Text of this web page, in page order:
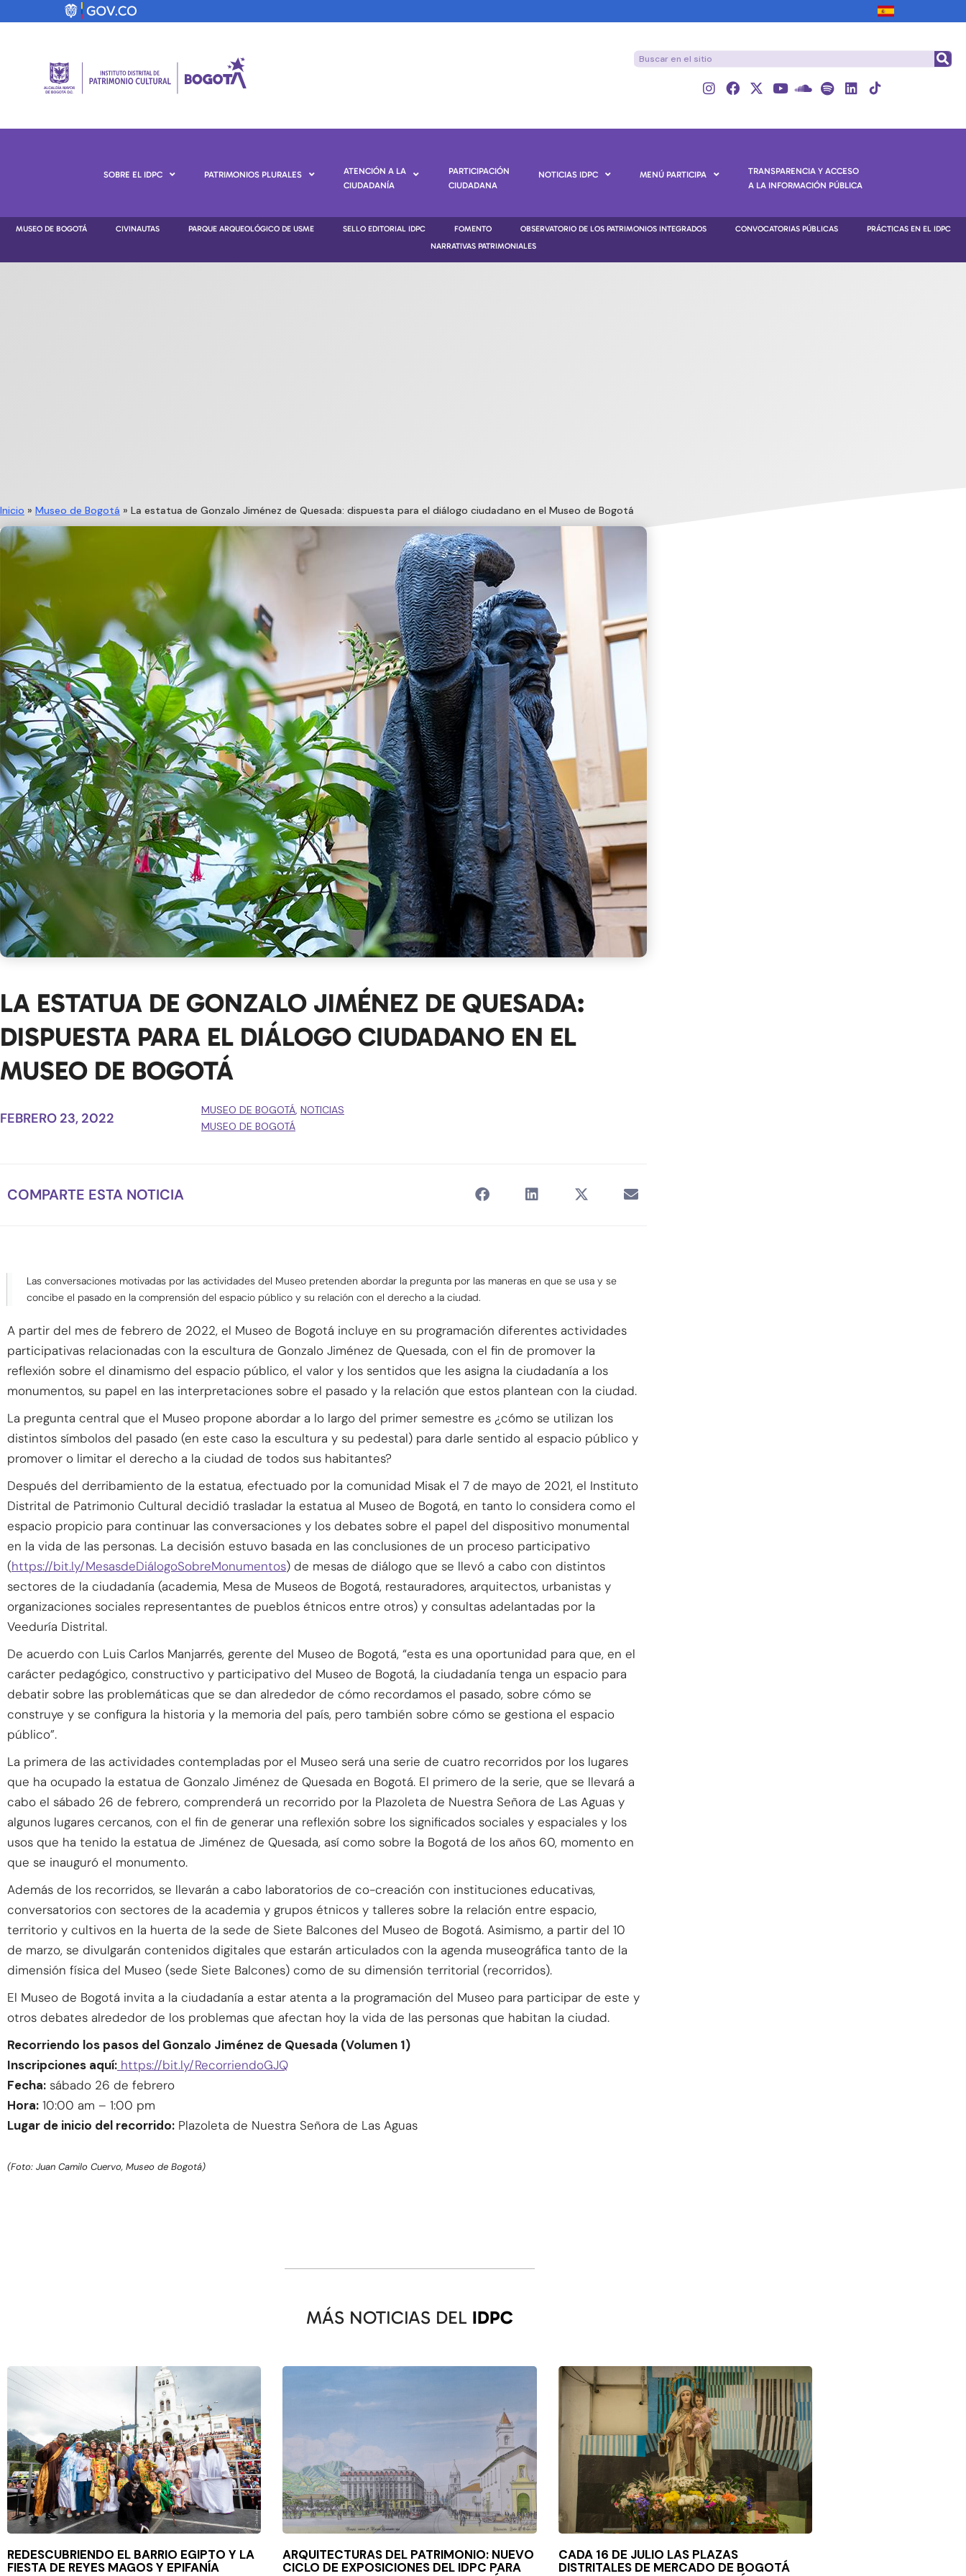
SOBRE EL IDPC PATRIMONIOS PLURALES
ATENCIÓN A LA
CIUDADANÍA
PARTICIPACIÓN
CIUDADANA
NOTICIAS IDPC MENÚ PARTICIPA
TRANSPARENCIA Y ACCESO
A LA INFORMACIÓN PÚBLICA
MUSEO DE BOGOTÁ CIVINAUTAS PARQUE ARQUEOLÓGICO DE USME SELLO EDITORIAL IDPC FOMENTO OBSERVATORIO DE LOS PATRIMONIOS INTEGRADOS CONVOCATORIAS PÚBLICAS
PRÁCTICAS EN EL IDPC
NARRATIVAS PATRIMONIALES
Inicio » Museo de Bogotá » La estatua de Gonzalo Jiménez de Quesada: dispuesta para el diálogo ciudadano en el Museo de Bogotá
LA ESTATUA DE GONZALO JIMÉNEZ DE QUESADA:
DISPUESTA PARA EL DIÁLOGO CIUDADANO EN EL
MUSEO DE BOGOTÁ
FEBRERO 23, 2022 MUSEO DE BOGOTÁ, NOTICIAS
MUSEO DE BOGOTÁ
COMPARTE ESTA NOTICIA
Las conversaciones motivadas por las actividades del Museo pretenden abordar la pregunta por las maneras en que se usa y se
concibe el pasado en la comprensión del espacio público y su relación con el derecho a la ciudad.
A partir del mes de febrero de 2022, el Museo de Bogotá incluye en su programación diferentes actividades
participativas relacionadas con la escultura de Gonzalo Jiménez de Quesada, con el fin de promover la
reflexión sobre el dinamismo del espacio público, el valor y los sentidos que les asigna la ciudadanía a los
monumentos, su papel en las interpretaciones sobre el pasado y la relación que estos plantean con la ciudad.
La pregunta central que el Museo propone abordar a lo largo del primer semestre es ¿cómo se utilizan los
distintos símbolos del pasado (en este caso la escultura y su pedestal) para darle sentido al espacio público y
promover o limitar el derecho a la ciudad de todos sus habitantes?
Después del derribamiento de la estatua, efectuado por la comunidad Misak el 7 de mayo de 2021, el Instituto
Distrital de Patrimonio Cultural decidió trasladar la estatua al Museo de Bogotá, en tanto lo considera como el
espacio propicio para continuar las conversaciones y los debates sobre el papel del dispositivo monumental
en la vida de las personas. La decisión estuvo basada en las conclusiones de un proceso participativo
(https://bit.ly/MesasdeDiálogoSobreMonumentos) de mesas de diálogo que se llevó a cabo con distintos
sectores de la ciudadanía (academia, Mesa de Museos de Bogotá, restauradores, arquitectos, urbanistas y
organizaciones sociales representantes de pueblos étnicos entre otros) y consultas adelantadas por la
Veeduría Distrital.
De acuerdo con Luis Carlos Manjarrés, gerente del Museo de Bogotá, “esta es una oportunidad para que, en el
carácter pedagógico, constructivo y participativo del Museo de Bogotá, la ciudadanía tenga un espacio para
debatir sobre las problemáticas que se dan alrededor de cómo recordamos el pasado, sobre cómo se
construye y se configura la historia y la memoria del país, pero también sobre cómo se gestiona el espacio
público”.
La primera de las actividades contempladas por el Museo será una serie de cuatro recorridos por los lugares
que ha ocupado la estatua de Gonzalo Jiménez de Quesada en Bogotá. El primero de la serie, que se llevará a
cabo el sábado 26 de febrero, comprenderá un recorrido por la Plazoleta de Nuestra Señora de Las Aguas y
algunos lugares cercanos, con el fin de generar una reflexión sobre los significados sociales y espaciales y los
usos que ha tenido la estatua de Jiménez de Quesada, así como sobre la Bogotá de los años 60, momento en
que se inauguró el monumento.
Además de los recorridos, se llevarán a cabo laboratorios de co-creación con instituciones educativas,
conversatorios con sectores de la academia y grupos étnicos y talleres sobre la relación entre espacio,
territorio y cultivos en la huerta de la sede de Siete Balcones del Museo de Bogotá. Asimismo, a partir del 10
de marzo, se divulgarán contenidos digitales que estarán articulados con la agenda museográfica tanto de la
dimensión física del Museo (sede Siete Balcones) como de su dimensión territorial (recorridos).
El Museo de Bogotá invita a la ciudadanía a estar atenta a la programación del Museo para participar de este y
otros debates alrededor de los problemas que afectan hoy la vida de las personas que habitan la ciudad.
Recorriendo los pasos del Gonzalo Jiménez de Quesada (Volumen 1)
Inscripciones aquí: https://bit.ly/RecorriendoGJQ
Fecha: sábado 26 de febrero
Hora: 10:00 am – 1:00 pm
Lugar de inicio del recorrido: Plazoleta de Nuestra Señora de Las Aguas
(Foto: Juan Camilo Cuervo, Museo de Bogotá)
MÁS NOTICIAS DEL IDPC
REDESCUBRIENDO EL BARRIO EGIPTO Y LA
FIESTA DE REYES MAGOS Y EPIFANÍA
ARQUITECTURAS DEL PATRIMONIO: NUEVO
CICLO DE EXPOSICIONES DEL IDPC PARA
CADA 16 DE JULIO LAS PLAZAS
DISTRITALES DE MERCADO DE BOGOTÁ